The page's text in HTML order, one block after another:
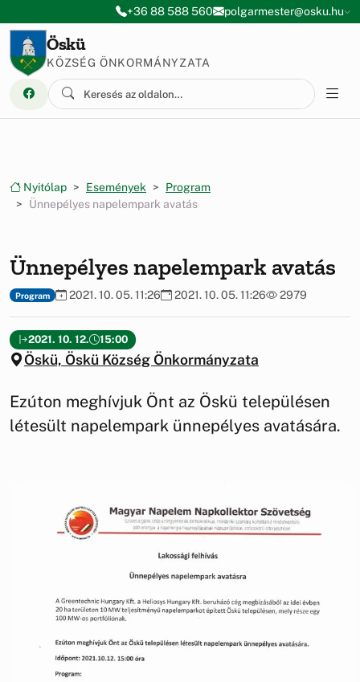
Ugrás a menüre
Ugrás a tartalomra+36 88 588 560 polgarmester@osku.hu
Öskü
KÖZSÉG ÖNKORMÁNYZATA
Nyitólap Események
Program
Ünnepélyes napelempark avatás
Ünnepélyes napelempark avatás
Program 2021. 10. 05. 11:26 2021. 10. 05. 11:26 2979
2021. 10. 12. 15:00
Öskü, Öskü Község Önkormányzata
Ezúton meghívjuk Önt az Öskü településen
létesült napelempark ünnepélyes avatására.